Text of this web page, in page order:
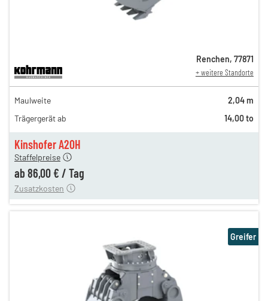
Kinshofer A20H
149,00 €
124,00 €
103,00 €
Staffelpreise
ab 86,00 € / Tag
12,00 €
Zusatzkosten
Renchen, 77871
+ weitere Standorte
Maulweite
2,04 m
Trägergerät ab
14,00 to
Greifer